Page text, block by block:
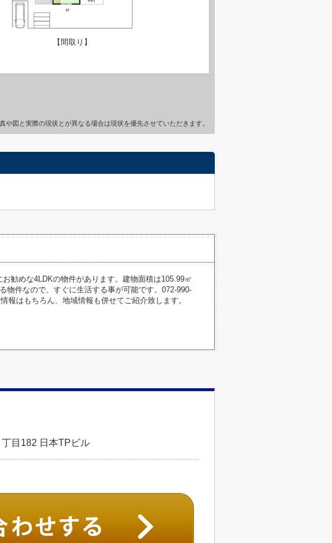
【間取り】
や図と実際の現状とが異なる場合は現状を優先させていただきます。
勧めな4LDKの物件があります。建物面積は105.99㎡
物件なので、すぐに生活する事が可能です。072-990-
報はもちろん、地域情報も併せてご紹介致します。
目182 日本TPビル